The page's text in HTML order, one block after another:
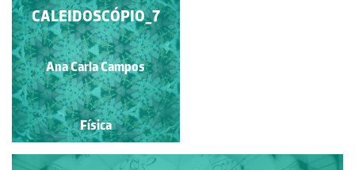
BIBLIOTECA
NACIONAL DE
SINGAPURA
Nuno Peres
Física
CALEIDOSCÓPIO_7
Ana Carla Campos
Física